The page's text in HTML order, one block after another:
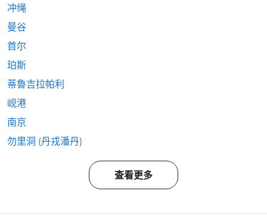
冲绳
曼谷
首尔
珀斯
蒂魯吉拉帕利
岘港
南京
勿里洞 (丹戎潘丹)
查看更多